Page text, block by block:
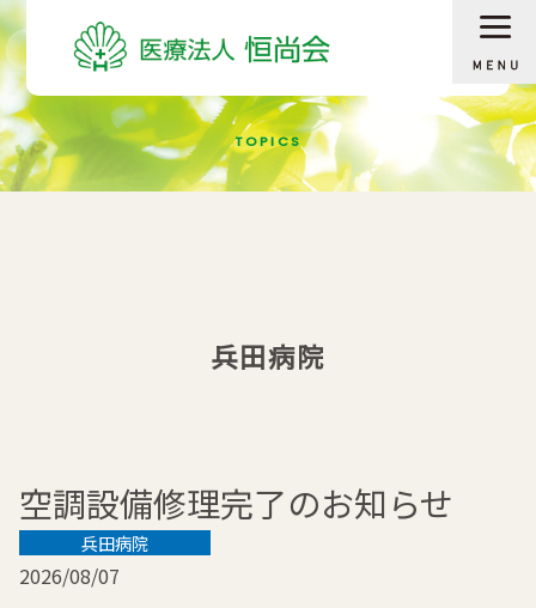
医療法人 恒尚会
TOPICS
兵田病院
空調設備修理完了のお知らせ
兵田病院
2026/08/07